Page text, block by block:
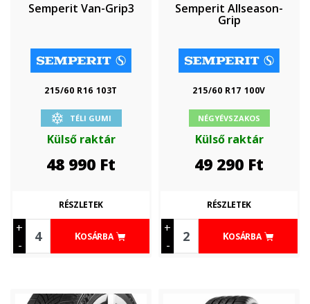
Semperit Van-Grip3
215/60 R16 103T
TÉLI GUMI
Külső raktár
48 990 Ft
+
-
KOSÁRBA
RÉSZLETEK
Semperit Allseason-
Grip
215/60 R17 100V
NÉGYÉVSZAKOS
Külső raktár
49 290 Ft
+
-
KOSÁRBA
RÉSZLETEK